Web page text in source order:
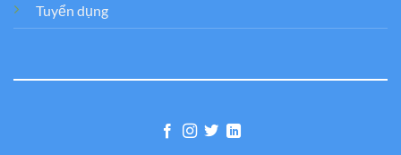
Tuyển dụng